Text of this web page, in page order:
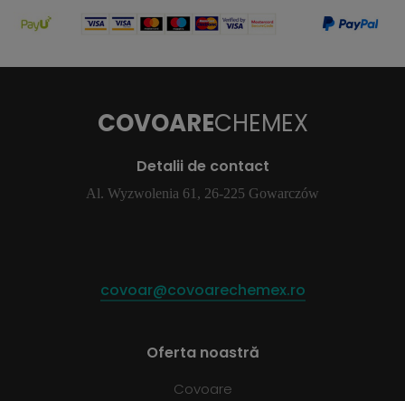
COVOARECHEMEX
Detalii de contact
Al. Wyzwolenia 61, 26-225 Gowarczów
covoar@covoarechemex.ro
Oferta noastră
Covoare